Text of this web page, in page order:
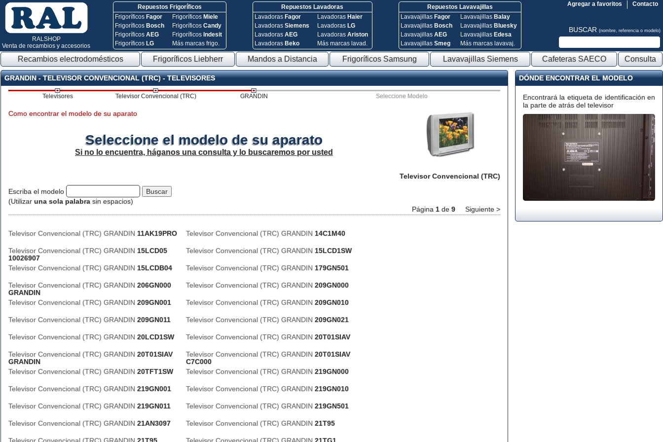
RALSHOP
Venta de recambios y accesorios
Repuestos Frigoríficos
Frigoríficos Fagor
Frigoríficos Bosch
FrigoríficosAEG
Frigoríficos LG
Frigoríficos Miele
FrigoríficosCandy
Frigoríficos Indesit
Más marcas frigo.
Repuestos Lavadoras
Lavadoras Fagor
Lavadoras Siemens
Lavadoras AEG
Lavadoras Beko
Lavadoras Haier
Lavadoras LG
Lavadoras Ariston
Más marcas lavad.
Repuestos Lavavajillas
Lavavajillas Fagor
Lavavajillas Bosch
Lavavajillas AEG
Lavavajillas Smeg
Lavavajillas Balay
Lavavajillas Bluesky
Lavavajillas Edesa
Más marcas lavavaj.
Contacto
Agregar a favoritos
BUSCAR (nombre, referencia o modelo)
Recambios electrodomésticos Frigoríficos Liebherr Mandos a Distancia Frigoríficos Samsung Lavavajillas Siemens Cafeteras SAECO Consulta
GRANDIN - TELEVISOR CONVENCIONAL (TRC) - TELEVISORES
Televisores Televisor Convencional (TRC) GRANDIN Seleccione Modelo
Televisor Convencional (TRC)
Como encontrar el modelo de su aparato
Seleccione el modelo de su aparato
Si no lo encuentra, háganos una consulta y lo buscaremos por usted
Escriba el modelo
(Utilizar una sola palabra sin espacios)
Página 1 de 9 Siguiente >
Televisor Convencional (TRC) GRANDIN 11AK19PRO Televisor Convencional (TRC) GRANDIN 14C1M40
Televisor Convencional (TRC) GRANDIN 15LCD05
10026907
Televisor Convencional (TRC) GRANDIN 15LCD1SW
Televisor Convencional (TRC) GRANDIN 15LCDB04 Televisor Convencional (TRC) GRANDIN 179GN501
Televisor Convencional (TRC) GRANDIN 206GN000
GRANDIN
Televisor Convencional (TRC) GRANDIN 209GN000
Televisor Convencional (TRC) GRANDIN 209GN001 Televisor Convencional (TRC) GRANDIN 209GN010
Televisor Convencional (TRC) GRANDIN 209GN011 Televisor Convencional (TRC) GRANDIN 209GN021
Televisor Convencional (TRC) GRANDIN 20LCD1SW Televisor Convencional (TRC) GRANDIN 20T01SIAV
Televisor Convencional (TRC) GRANDIN 20T01SIAV
GRANDIN
Televisor Convencional (TRC) GRANDIN 20T01SIAV
C7C000
Televisor Convencional (TRC) GRANDIN 20TFT1SW Televisor Convencional (TRC) GRANDIN 219GN000
Televisor Convencional (TRC) GRANDIN 219GN001 Televisor Convencional (TRC) GRANDIN 219GN010
Televisor Convencional (TRC) GRANDIN 219GN011 Televisor Convencional (TRC) GRANDIN 219GN501
Televisor Convencional (TRC) GRANDIN 21AN3097 Televisor Convencional (TRC) GRANDIN 21T95
DÓNDE ENCONTRAR EL MODELO
Encontrará la etiqueta de identificación en
la parte de atrás del televisor